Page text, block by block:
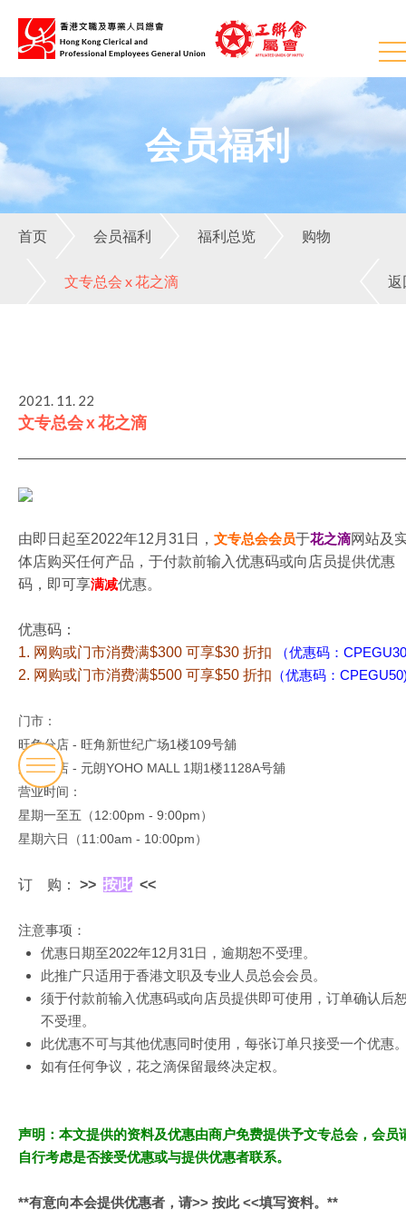
会员福利
首页 会员福利 福利总览 购物
文专总会 x 花之滴 返
2021. 11. 22
文专总会 x 花之滴
由即日起至2022年12月31日， 文专总会会员于花之滴网站及
体店购买任何产品，于付款前输入优惠码或向店员提供优惠
码，即可享满减优惠。
优惠码：
1. 网购或门市消费满$300 可享$30 折扣
（优惠码：
2. 网购或门市消费满$500 可享$50 折扣 （优惠码：
门市：
旺角分店 - 旺角新世纪广场1楼109号舖
元朗分店 - 元朗YOHO MALL 1期1楼1128A号舖
营业时间：
星期一至五（12:00pm - 9:00pm）
星期六日（11:00am - 10:00pm）
订 购： >> 按此 <<
注意事项：
优惠日期至2022年12月31日，逾期恕不受理。
此推广只适用于香港文职及专业人员总会会员。
须于付款前输入优惠码或向店员提供即可使用， 订单确认后
不受理。
此优惠不可与其他优惠同时使用，每张订单只接受一个优惠
如有任何争议，花之滴保留最终决定权。
声明：本文提供的资料及优惠由商户免费提供予文专总会，会员
自行考虑是否接受优惠或与提供优惠者联系。
**有意向本会提供优惠者，请>> 按此<<填写资料。**